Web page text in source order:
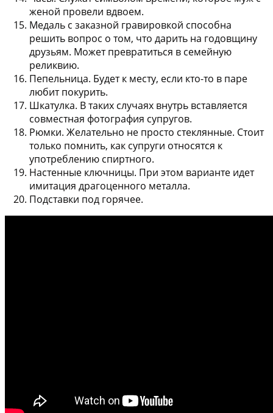
женой провели вдвоем.
Медаль с заказной гравировкой способна
решить вопрос о том, что дарить на годовщину
друзьям. Может превратиться в семейную
реликвию.
Пепельница. Будет к месту, если кто-то в паре
любит покурить.
Шкатулка. В таких случаях внутрь вставляется
совместная фотография супругов.
Рюмки. Желательно не просто стеклянные. Стоит
только помнить, как супруги относятся к
употреблению спиртного.
Настенные ключницы. При этом варианте идет
имитация драгоценного металла.
Подставки под горячее.